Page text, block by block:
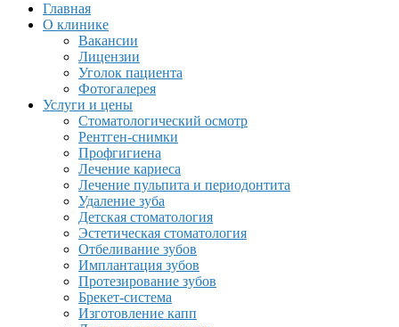
Главная
О клинике
Вакансии
Лицензии
Уголок пациента
Фотогалерея
Услуги и цены
Стоматологический осмотр
Рентген-снимки
Профгигиена
Лечение кариеса
Лечение пульпита и периодонтита
Удаление зуба
Детская стоматология
Эстетическая стоматология
Отбеливание зубов
Имплантация зубов
Протезирование зубов
Брекет-система
Изготовление капп